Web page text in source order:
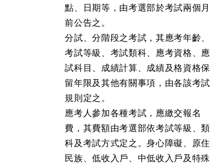
點、日期等，由考選部於考試兩個月
前公告之。
分試、分階段之考試，其應考年齡、
考試等級、考試類科、應考資格、應
試科目、成績計算、成績及格資格保
留年限及其他有關事項，由各該考試
規則定之。
應考人參加各種考試，應繳交報名
費，其費額由考選部依考試等級、類
科及考試方式定之。身心障礙、原住
民族、低收入戶、中低收入戶及特殊